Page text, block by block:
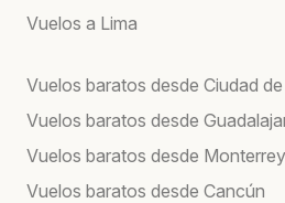
Vuelos a Lima
Vuelos baratos desde Ciudad
Vuelos baratos desde
Vuelos baratos desde Monterrey
Vuelos baratos desde Cancún